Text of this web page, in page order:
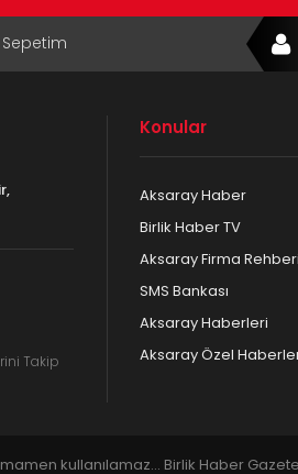
Koltuğunu
| Hızlı ve Akıllı
Takip
Konular
Aksaray Haber
Birlik Haber TV
Aksaray Firma Rehberi
SMS Bankası
Aksaray Haberleri
Aksaray Özel
kullanılamaz... Birlik Haber